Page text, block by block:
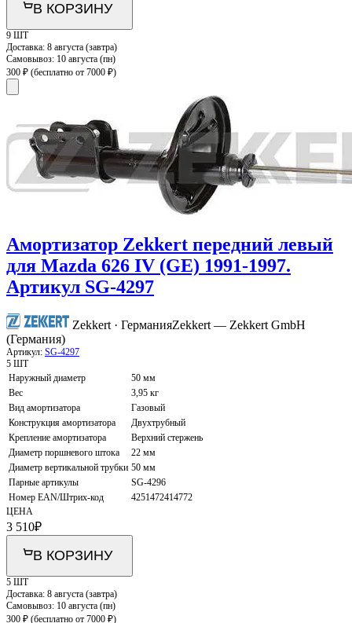
В КОРЗИНУ
9 ШТ
Доставка: 8 августа (завтра)
Самовывоз: 10 августа (пн)
300 ₽ (бесплатно от 7000 ₽)
Амортизатор Zekkert передний левый
для Mazda 626 IV (GE) 1991-1997.
Артикул SG-4297
Zekkert · ГерманияZekkert — Zekkert GmbH
(Германия)
Артикул: SG-4297
5 ШТ
Наружный диаметр
50 мм
Вес
3,95 кг
Вид амортизатора
Газовый
Конструкция амортизатора
Двухтрубный
Крепление амортизатора
Верхний стержень
Диаметр поршневого штока
22 мм
Диаметр вертикальной трубки 50 мм
Парные артикулы
SG-4296
Номер EAN/Штрих-код
4251472414772
ЦЕНА
3 510₽
В КОРЗИНУ
5 ШТ
Доставка: 8 августа (завтра)
Самовывоз: 10 августа (пн)
300 ₽ (бесплатно от 7000 ₽)